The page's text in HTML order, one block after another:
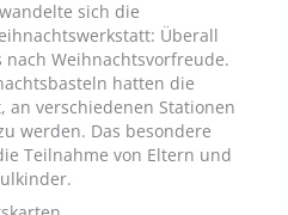
sich die
Überall
Weihnachtsvorfreude.
hatten die
an verschiedenen Stationen
werden. Das besondere
Teilnahme von Eltern und